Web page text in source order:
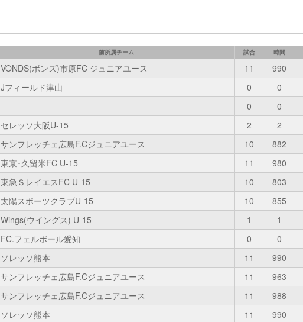
前所属チーム 試合 時間
VONDS(ボンズ)市原FC ジュニアユース 11 990
Jフィールド津山 0 0
0 0
セレッソ大阪U-15 2 2
サンフレッチェ広島F.Cジュニアユース 10 882
東京･久留米FC U-15 11 980
東急ＳレイエスFC U-15 10 803
太陽スポーツクラブU-15 10 855
Wings(ウイングス) U-15 1 1
FC.フェルボール愛知 0 0
ソレッソ熊本 11 990
サンフレッチェ広島F.Cジュニアユース 11 963
サンフレッチェ広島F.Cジュニアユース 11 988
ソレッソ熊本 11 990